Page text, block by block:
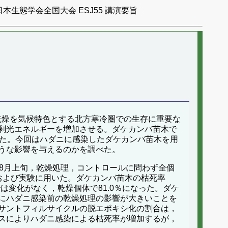
本生態学会全国大会 ESJ55 講演要旨
を気候特色とする北方寒冷圏での生存に重要な
光エネルギーを増加させる。ダケカンバ苗木で
。今回はハダニに感染したダケカンバ苗木を用
影響を与えるのかを調べた。
上旬，乾燥処理，コントロールに問わず全個
び実験に用いた。ダケカンバ苗木の枯死率
変化がなく，乾燥個体で81.0％になった。ダケ
ハダニ感染前の乾燥処理の影響が大きいことを
トフィルサイクルの脱エポキシ化の割合は，
よりハダニ感染による枯死率が増加するが，